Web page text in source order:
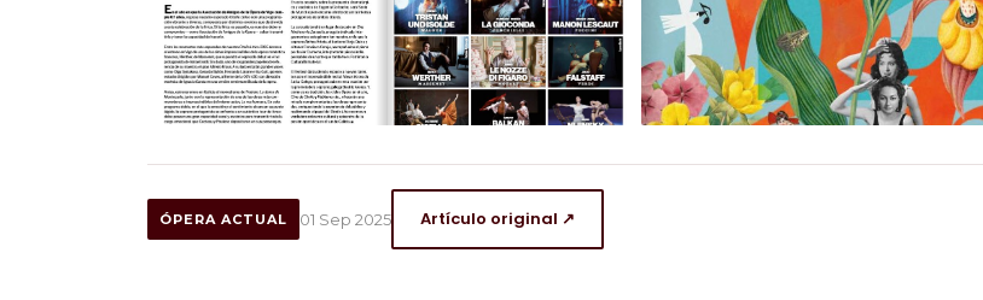
ÓPERA ACTUAL 01 Sep 2025 Artículo original ↗